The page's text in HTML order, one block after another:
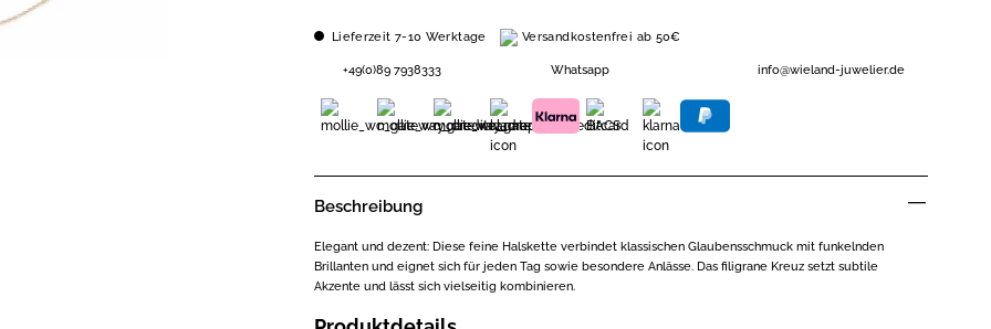
Lieferzeit 7-10 Werktage Versandkostenfrei ab 50€
+49(0)89 7938333 Whatsapp info@wieland-juwelier.de
Beschreibung
Elegant und dezent: Diese feine Halskette verbindet klassischen Glaubensschmuck mit funkelnden
Brillanten und eignet sich für jeden Tag sowie besondere Anlässe. Das filigrane Kreuz setzt subtile
Akzente und lässt sich vielseitig kombinieren.